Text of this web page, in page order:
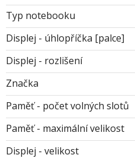
Typ notebooku
Displej - úhlopříčka [palce]
Displej - rozlišení
Značka
Paměť - počet volných slotů
Paměť - maximální velikost
Displej - velikost